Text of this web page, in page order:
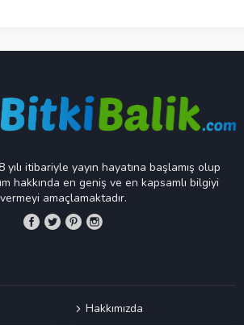
itibariyle yayın hayatına başlamış olup
hakkında en geniş ve en kapsamlı bilgiyi
vermeyi amaçlamaktadır.
Hakkımızda